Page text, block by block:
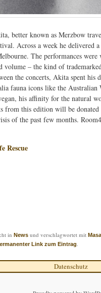
better known as Merzbow
Across a week he delivered
The performances
volume – the kind of
the concerts, Akita spent
fauna icons like the
his affinity for the natural
from this edition will be
of the past few months.
Rescue
in Newsund verschlagwortet mit
Link zum Eintrag.
Datenschutz